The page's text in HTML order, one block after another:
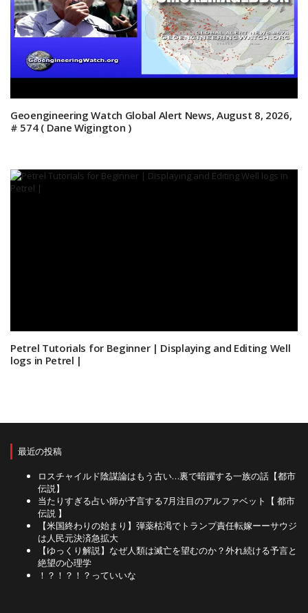
Geoengineering Watch Global Alert News, August 8, 2026,
# 574 ( Dane Wigington )
Petrel Tutorials for Beginner | Displaying and Editing Well
logs in Petrel |
最近の投稿
ロスチャイルド陰謀論はもう古い…裏で暗躍する一族の話【都市
伝説】
当たりすぎる占い師が予言する7月注目のアルファベット【 都市
伝説 】
【米国終わりの始まり】弾薬枯渇でトランプ責任転嫁ーーサウジ
は人民元決済急拡大
【ゆっくり解説】なぜ人類は滅亡を望むのか？外れ続ける予言と
絶望の心理学
！？！？！？っていいな